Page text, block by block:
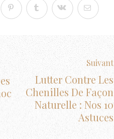
Suivant
Lutter Contre Les
Chenilles De Façon
Naturelle : Nos 10
Astuces